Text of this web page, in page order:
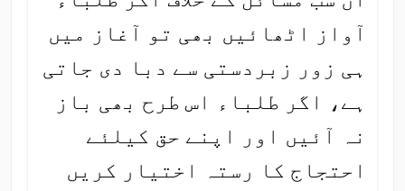
آواز اٹھائیں بھی تو آغاز میں
ہی زور زبردستی سے دبا دی جاتی
ہے، اگر طلباء اس طرح بھی باز
نہ آئیں اور اپنے حق کیلئے
احتجاج کا رستہ اختیار کریں